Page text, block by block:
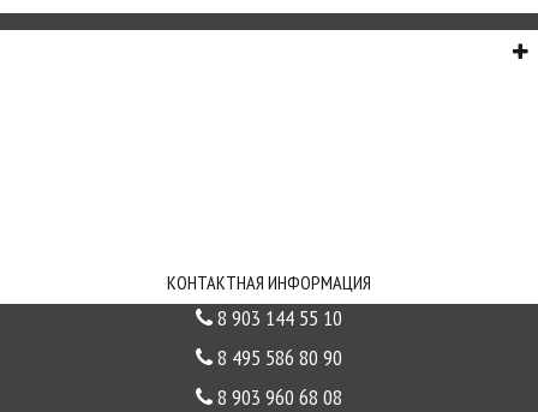
КОНТАКТНАЯ ИНФОРМАЦИЯ
8 903 144 55 10
8 495 586 80 90
8 903 960 68 08